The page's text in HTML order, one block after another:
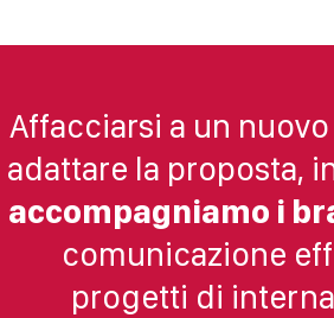
Affacciarsi a un
adattare la proposta,
accompagniamo i
comunicazione
progetti di